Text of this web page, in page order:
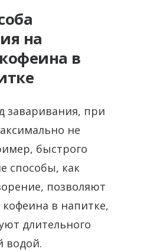
на
в
заваривания, при
не
быстрого
способы, как
позволяют
в напитке,
длительного
водой.